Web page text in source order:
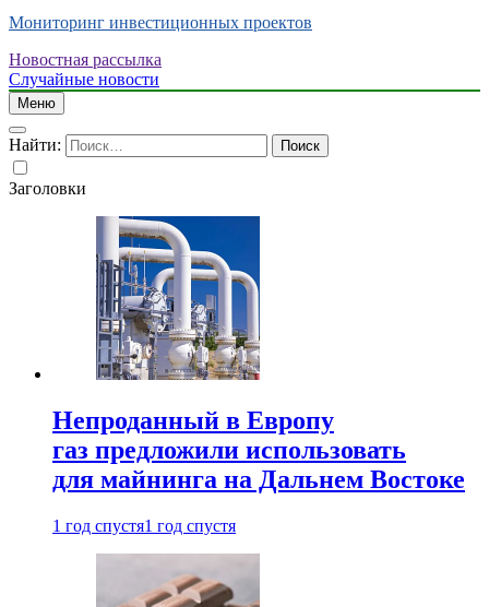
Мониторинг инвестиционных проектов
Новостная рассылка
Случайные новости
Меню
Найти:
Заголовки
Непроданный в Европу
газ предложили использовать
для майнинга на Дальнем Востоке
1 год спустя1 год спустя